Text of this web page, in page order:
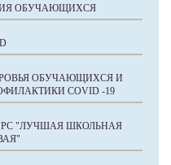
ОБУЧАЮЩИХСЯ
ОБУЧАЮЩИХСЯ И
COVID -19
"ЛУЧШАЯ ШКОЛЬНАЯ